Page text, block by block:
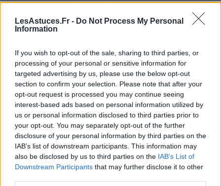
LesAstuces.Fr - Do Not Process My Personal
Information
If you wish to opt-out of the sale, sharing to third parties, or
processing of your personal or sensitive information for
targeted advertising by us, please use the below opt-out
section to confirm your selection. Please note that after your
opt-out request is processed you may continue seeing
interest-based ads based on personal information utilized by
us or personal information disclosed to third parties prior to
your opt-out. You may separately opt-out of the further
disclosure of your personal information by third parties on the
IAB’s list of downstream participants. This information may
also be disclosed by us to third parties on the IAB’s List of
Downstream Participants that may further disclose it to other
électriques utilisés sont à éviter pour des raisons
d’hygiène évidentes. Privilégiez le neuf pour tout ce
qui touche à l’intime et à la santé.
Comment acheter d’occasion en
toute sécurité ?
Pour réussir vos achats d’occasion, quelques réflexes
s’imposent :
Vérifiez l’état :Demandez toujours des photos
réelles, examinez l’objet sous toutes ses coutures
lors du retrait en main propre, testez les
appareils électriques.